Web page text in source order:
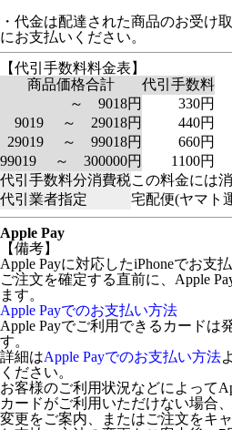
・代金は配達された商品のお受け
にお支払いください。
【代引手数料料金表】
商品価格合計
代引手数料
～ 9018円
330円
9019 ～ 29018円
440円
29019 ～ 99018円
660円
99019 ～ 300000円
1100円
代引手数料分消費税この料金には
代引業者指定
宅配便(ヤマト
Apple Pay
【備考】
Apple Payに対応したiPhoneでお支
ご注文を確定する直前に、Apple
ます。
Apple Payでのお支払い方法
Apple Payでご利用できるカードは
す。
詳細はApple Payでのお支払い方法
ください。
お客様のご利用状況などによって
カードがご利用いただけない場合
変更をご案内、またはご注文をキ